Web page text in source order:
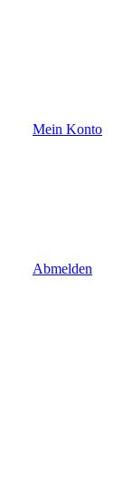
Mein Konto
Abmelden